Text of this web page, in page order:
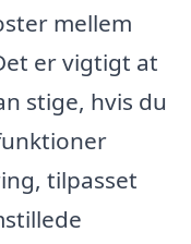
mellem
er vigtigt at
stige, hvis du
tilpasset